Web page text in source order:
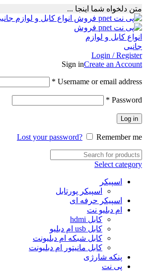
متن دلخواه شما اینجا ...
Login / Register
Sign inCreate an Account
Username or email address
*
Password
*
Log in
Lost your password? Remember me
Select category
اسپیکر
اسپیکر پورتابل
اسپیکر حرفه ای
ام دبلیو نت
کابل hdmi
کابل usb ام دبلیو
کابل شبکه ام دبلیونت
کابل مانیتور ام دبلیونت
پنکه شارژی
پی نت